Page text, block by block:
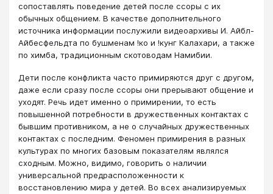
сопоставлять поведение детей после ссоры с их
обычных общением. В качестве дополнительного
источника информации послужили видеоархивы И. Айбл-
Айбесфельдта по бушменам !ко и !кунг Калахари, а также
по химба, традиционным скотоводам Намибии.
Дети после конфликта часто примиряются друг с другом,
даже если сразу после ссоры они прерывают общение и
уходят. Речь идет именно о примирении, то есть
повышенной потребности в дружественных контактах с
бывшим противником, а не о случайных дружественных
контактах с последним. Феномен примирения в разных
культурах по многих базовым показателям являлся
сходным. Можно, видимо, говорить о наличии
универсальной предрасположенности к
восстановлению мира у детей. Во всех анализируемых